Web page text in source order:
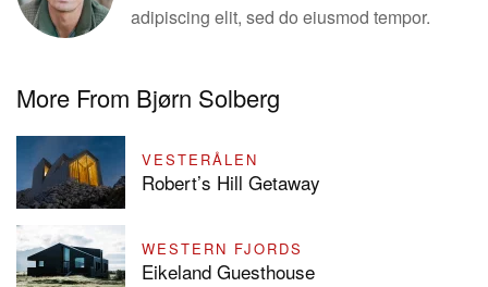
adipiscing elit, sed do eiusmod tempor.
More From Bjørn Solberg
VESTERÅLEN
Robert’s Hill Getaway
WESTERN FJORDS
Eikeland Guesthouse